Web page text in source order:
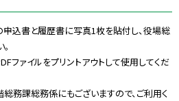
込書と履歴書に写真1枚を貼付し、役場総
ファイルをプリントアウトして使用してくだ
務課総務係にもございますので、ご利用く